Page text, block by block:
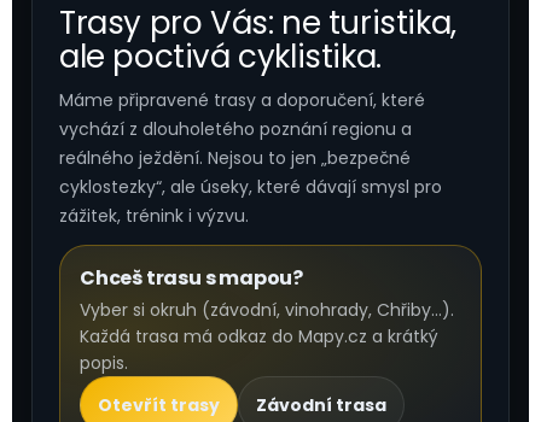
Trasy pro Vás: ne turistika,
ale poctivá cyklistika.
Máme připravené trasy a doporučení, které
vychází z dlouholetého poznání regionu a
reálného ježdění. Nejsou to jen „bezpečné
cyklostezky“, ale úseky, které dávají smysl pro
zážitek, trénink i výzvu.
Chceš trasu s mapou?
Vyber si okruh (závodní, vinohrady, Chřiby…).
Každá trasa má odkaz do Mapy.cz a krátký
popis.
Otevřít trasy
Závodní trasa